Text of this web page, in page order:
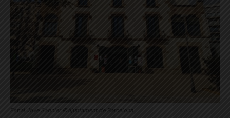
Espai Jove Sagnier ©Ajuntament de Barcelona